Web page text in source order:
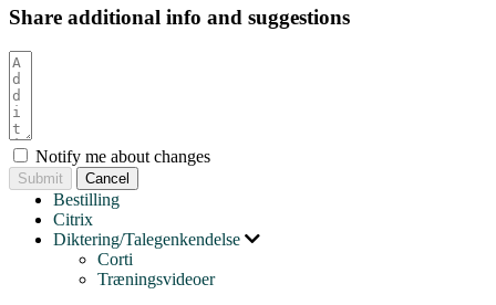
Share additional info and suggestions
Notify me about changes
Cancel
Bestilling
Citrix
Diktering/Talegenkendelse
Corti
Træningsvideoer